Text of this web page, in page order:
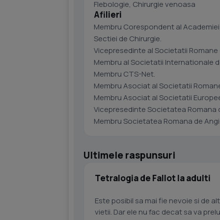
Flebologie, Chirurgie venoasa
Afilieri
Membru Corespondent al
Sectiei de Chirurgie.
Vicepresedinte al Societatii
Membru al Societatii Internationale
Membru CTS-Net.
Membru Asociat al Societatii
Membru Asociat al Societatii
Vicepresedinte Societatea Romana
Membru Societatea Romana de
Ultimele raspunsuri
Tetralogia de Fallot la adulti
Este posibil sa mai fie nevoie si de
vietii. Dar ele nu fac decat sa va